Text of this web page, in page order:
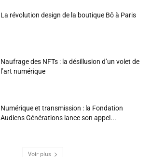
La révolution design de la boutique Bô à Paris
Naufrage des NFTs : la désillusion d’un volet de
l’art numérique
Numérique et transmission : la Fondation
Audiens Générations lance son appel...
Voir plus